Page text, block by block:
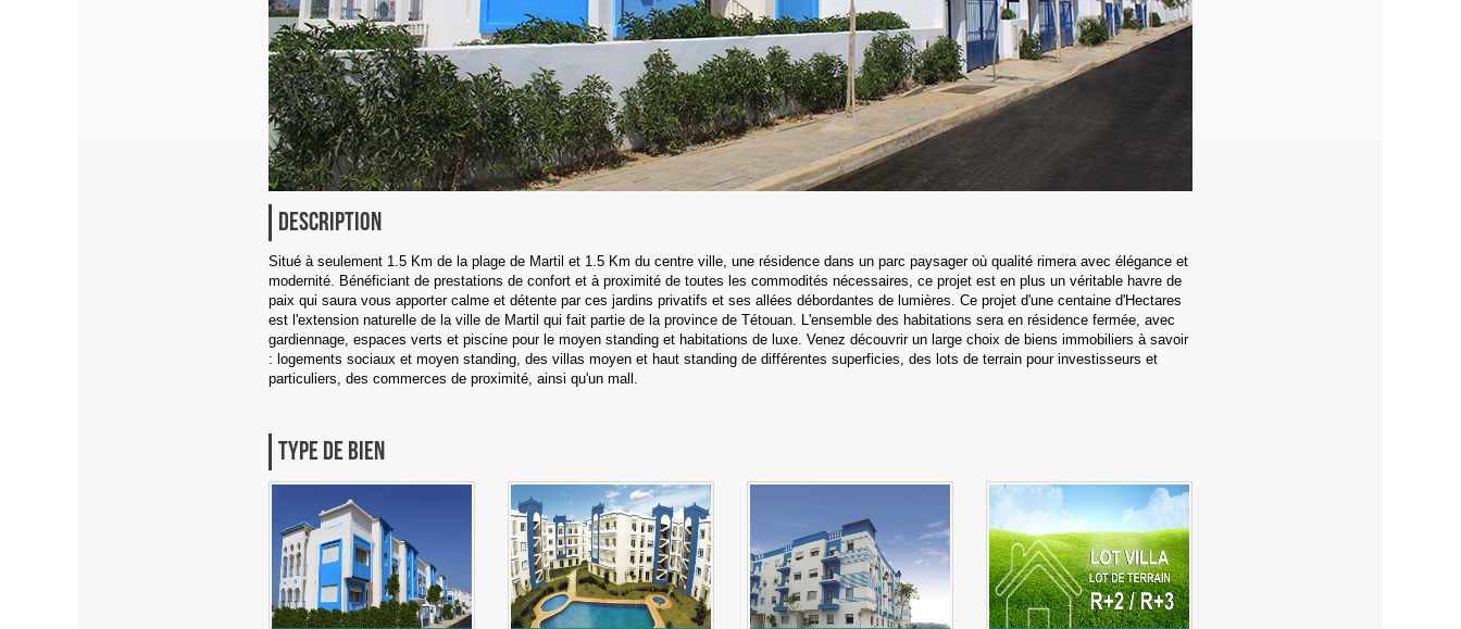
DESCRIPTION
Situé à seulement 1.5 Km de la plage de Martil et 1.5 Km du centre ville, une résidence dans un parc paysager où qualité rimera avec élégance et
modernité. Bénéficiant de prestations de confort et à proximité de toutes les commodités nécessaires, ce projet est en plus un véritable havre de
paix qui saura vous apporter calme et détente par ces jardins privatifs et ses allées débordantes de lumières. Ce projet d'une centaine d'Hectares
est l'extension naturelle de la ville de Martil qui fait partie de la province de Tétouan. L'ensemble des habitations sera en résidence fermée, avec
gardiennage, espaces verts et piscine pour le moyen standing et habitations de luxe. Venez découvrir un large choix de biens immobiliers à savoir
: logements sociaux et moyen standing, des villas moyen et haut standing de différentes superficies, des lots de terrain pour investisseurs et
particuliers, des commerces de proximité, ainsi qu'un mall.
TYPE DE BIEN